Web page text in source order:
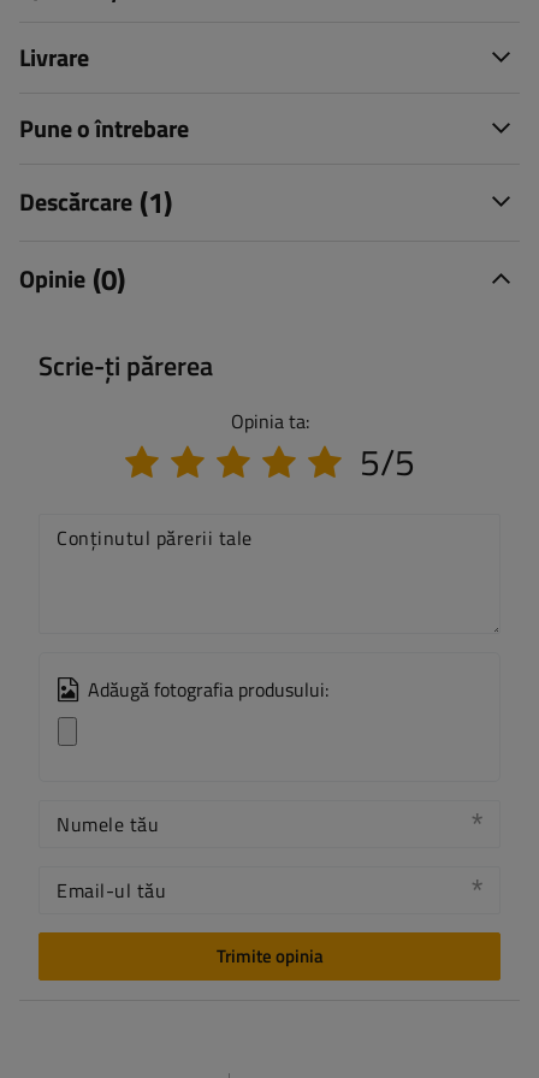
Livrare
Pune o întrebare
Descărcare (1)
Opinie (0)
Scrie-ți părerea
Opinia ta:
5/5
Conținutul părerii tale
Adăugă fotografia produsului:
Numele tău
Email-ul tău
Trimite opinia